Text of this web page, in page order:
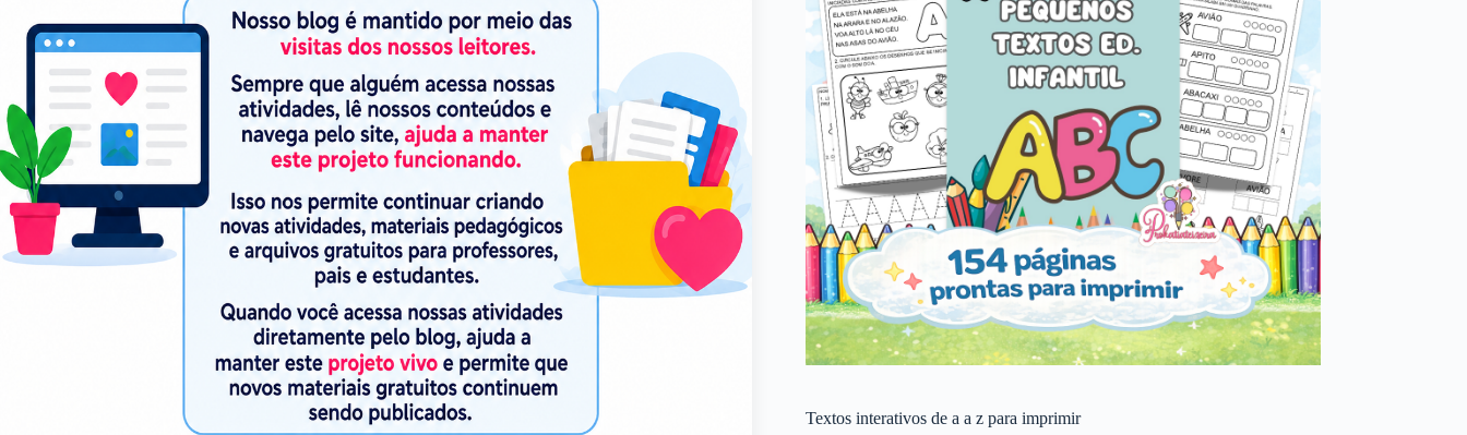
Textos interativos de a a z para imprimir